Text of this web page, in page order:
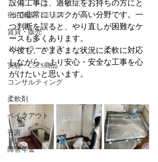
宿泊施設 SELECT
賃貸・販売
トレーラーハウス
実験・CSES商品
コンサルティング
柔軟剤
ベイクアウト
香害
障害年金
設備工事は、過敏症をお持ちの方にと
って非常にリスクが高い分野です。一
つ判断を誤ると、やり直しが困難なケ
ースも多くあります。
今後も、さまざまな状況に柔軟に対応
しながら、より安心・安全な工事を心
がけたいと思います。